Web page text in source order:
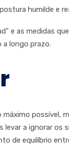
humilde e
e as medidas
a longo prazo.
a ignorar
de equilíbrio